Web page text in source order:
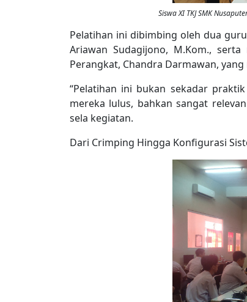
Siswa XI TKJ SMK
Pelatihan ini dibimbing oleh dua
Ariawan Sudagijono, M.Kom.,
Perangkat, Chandra Darmawan,
“Pelatihan ini bukan sekadar
mereka lulus, bahkan sangat
sela kegiatan.
Dari Crimping Hingga Konfigurasi